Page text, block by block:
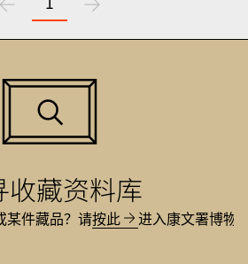
收藏资料库
某件藏品？ 请按此 进入康文署博物